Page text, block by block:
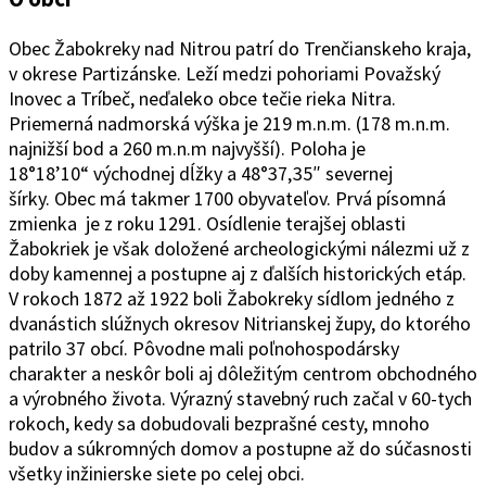
Obec Žabokreky nad Nitrou patrí do Trenčianskeho kraja,
v okrese Partizánske. Leží medzi pohoriami Považský
Inovec a Tríbeč, neďaleko obce tečie rieka Nitra.
Priemerná nadmorská výška je 219 m.n.m. (178 m.n.m.
najnižší bod a 260 m.n.m najvyšší). Poloha je
18°18’10“ východnej dĺžky a 48°37‚35″ severnej
šírky. Obec má takmer 1700 obyvateľov. Prvá písomná
zmienka je z roku 1291. Osídlenie terajšej oblasti
Žabokriek je však doložené archeologickými nálezmi už z
doby kamennej a postupne aj z ďalších historických etáp.
V rokoch 1872 až 1922 boli Žabokreky sídlom jedného z
dvanástich slúžnych okresov Nitrianskej župy, do ktorého
patrilo 37 obcí. Pôvodne mali poľnohospodársky
charakter a neskôr boli aj dôležitým centrom obchodného
a výrobného života. Výrazný stavebný ruch začal v 60-tych
rokoch, kedy sa dobudovali bezprašné cesty, mnoho
budov a súkromných domov a postupne až do súčasnosti
všetky inžinierske siete po celej obci.